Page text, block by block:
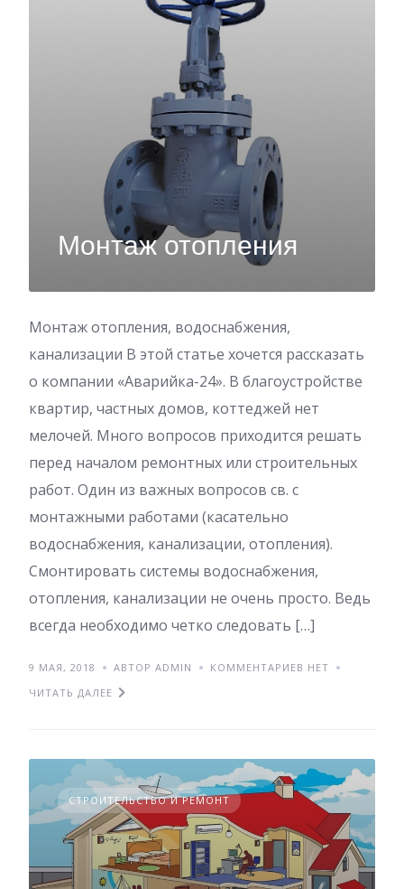
Монтаж отопления
Монтаж отопления, водоснабжения,
канализации В этой статье хочется рассказать
о компании «Аварийка-24». В благоустройстве
квартир, частных домов, коттеджей нет
мелочей. Много вопросов приходится решать
перед началом ремонтных или строительных
работ. Один из важных вопросов св. с
монтажными работами (касательно
водоснабжения, канализации, отопления).
Смонтировать системы водоснабжения,
отопления, канализации не очень просто. Ведь
всегда необходимо четко следовать […]
9 МАЯ, 2018 АВТОР ADMIN
КОММЕНТАРИЕВ НЕТ
ЧИТАТЬ ДАЛЕЕ
СТРОИТЕЛЬСТВО И РЕМОНТ